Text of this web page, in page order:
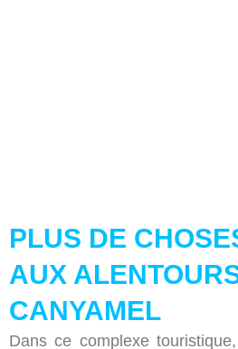
PLUS DE
AUX
CANYAMEL
Dans ce complexe